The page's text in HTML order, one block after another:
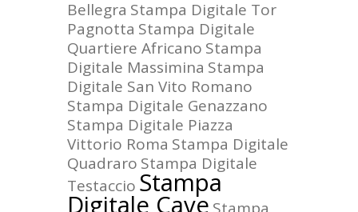
Bellegra Stampa Digitale Tor
Pagnotta Stampa Digitale
Quartiere Africano Stampa
Digitale Massimina Stampa
Digitale San Vito Romano
Stampa Digitale Genazzano
Stampa Digitale Piazza
Vittorio Roma Stampa Digitale
Quadraro Stampa Digitale
Testaccio Stampa
Digitale Cave